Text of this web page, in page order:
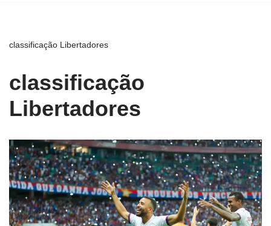
classificação Libertadores
classificação
Libertadores